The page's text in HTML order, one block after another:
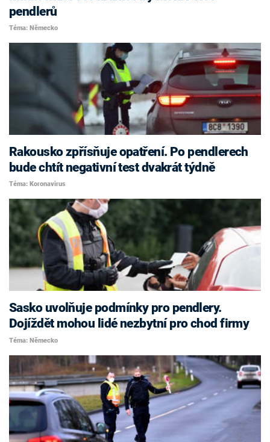
pendlerů
Téma: Německo
Rakousko zpřísňuje opatření. Po pendlerech
bude chtít negativní test dvakrát týdně
Téma: Koronavirus
Sasko uvolňuje podmínky pro pendlery.
Dojíždět mohou lidé nezbytní pro chod firmy
Téma: Německo